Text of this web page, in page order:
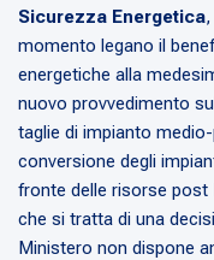
Sicurezza Energetica
momento legano il
energetiche alla
nuovo provvedimento
taglie di impianto
conversione degli
fronte delle risorse post
che si tratta di una
Ministero non dispone